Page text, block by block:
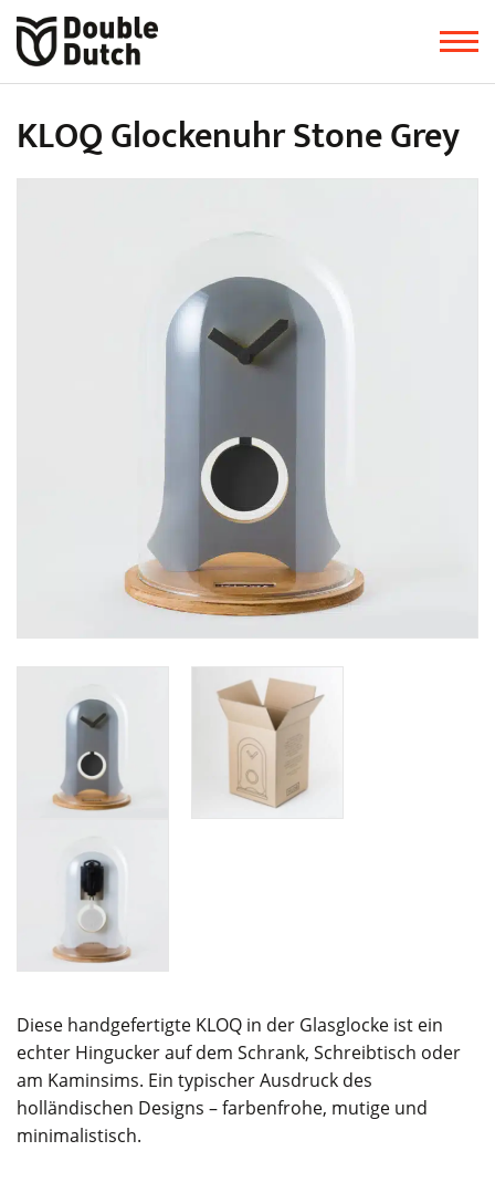
KLOQ Glockenuhr Stone Grey
Diese handgefertigte KLOQ in der Glasglocke ist ein
echter Hingucker auf dem Schrank, Schreibtisch oder
am Kaminsims. Ein typischer Ausdruck des
holländischen Designs – farbenfrohe, mutige und
minimalistisch.